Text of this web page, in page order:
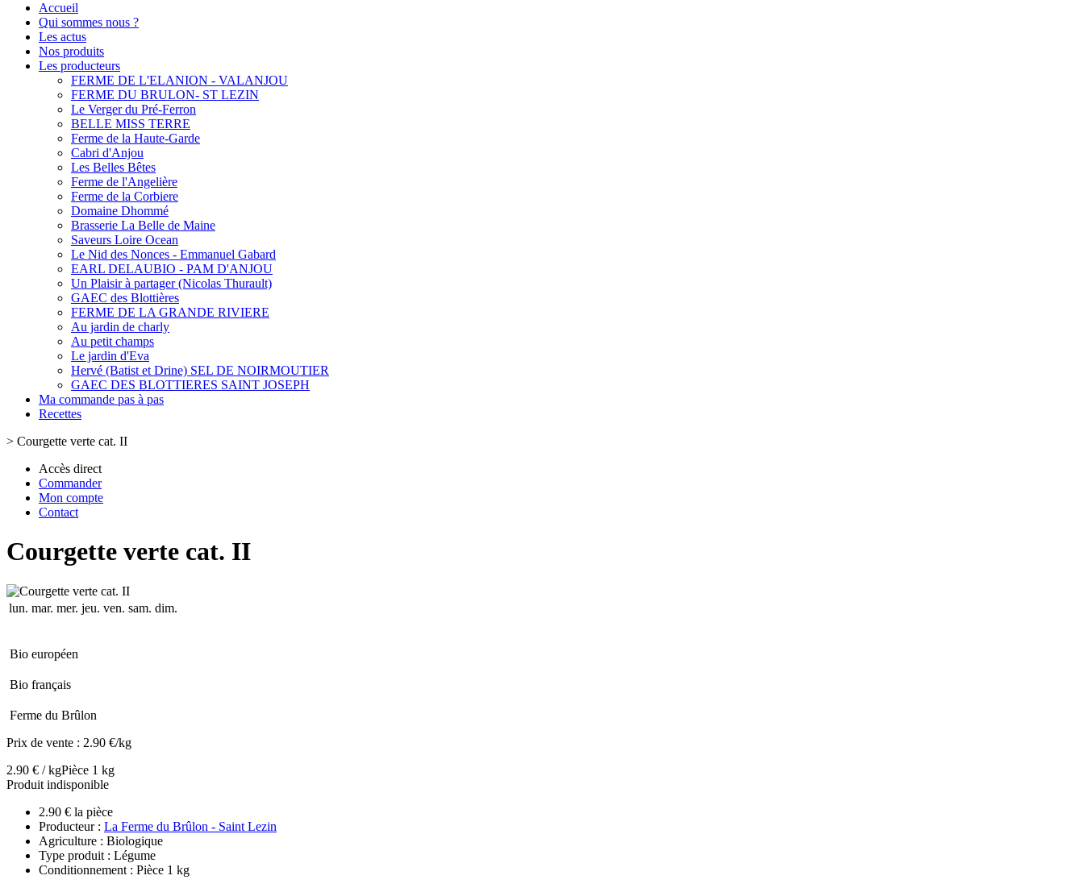
Accueil
Qui sommes nous ?
Les actus
Nos produits
Les producteurs
FERME DE L'ELANION - VALANJOU
FERME DU BRULON- ST LEZIN
Le Verger du Pré-Ferron
BELLE MISS TERRE
Ferme de la Haute-Garde
Cabri d'Anjou
Les Belles Bêtes
Ferme de l'Angelière
Ferme de la Corbiere
Domaine Dhommé
Brasserie La Belle de Maine
Saveurs Loire Ocean
Le Nid des Nonces - Emmanuel Gabard
EARL DELAUBIO - PAM D'ANJOU
Un Plaisir à partager (Nicolas Thurault)
GAEC des Blottières
FERME DE LA GRANDE RIVIERE
Au jardin de charly
Au petit champs
Le jardin d'Eva
Hervé (Batist et Drine) SEL DE NOIRMOUTIER
GAEC DES BLOTTIERES SAINT JOSEPH
Ma commande pas à pas
Recettes
> Courgette verte cat. II
Accès direct
Commander
Mon compte
Contact
Courgette verte cat. II
lun. mar. mer. jeu. ven. sam. dim.
Bio européen
Bio français
Ferme du Brûlon
Prix de vente : 2.90 €/kg
2.90 € / kgPièce 1 kg
Produit indisponible
2.90 € la pièce
Producteur : La Ferme du Brûlon - Saint Lezin
Agriculture : Biologique
Type produit : Légume
Conditionnement : Pièce 1 kg